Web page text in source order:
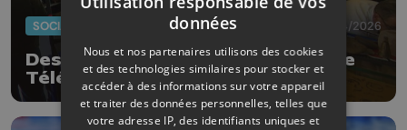
SOCIAL 20/04/2026
Des pizzas à 1 euro ! Action pour le
Télévie
données
Nous et nos partenaires utilisons des cookies
et des technologies similaires pour stocker et
accéder à des informations sur votre appareil
et traiter des données personnelles, telles que
votre adresse IP, des identifiants uniques et